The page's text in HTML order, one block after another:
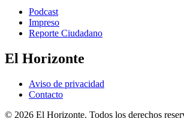
Podcast
Impreso
Reporte Ciudadano
El Horizonte
Aviso de privacidad
Contacto
© 2026 El Horizonte. Todos los derechos